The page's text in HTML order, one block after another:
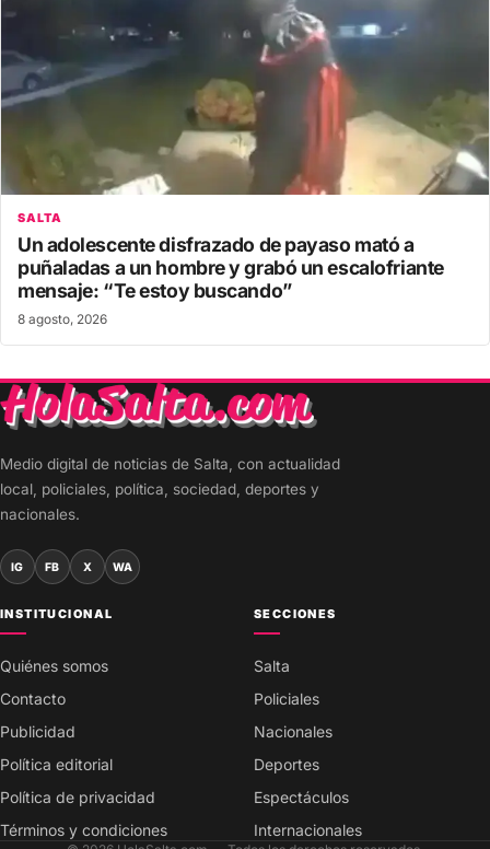
SALTA
Un adolescente disfrazado de payaso mató a
puñaladas a un hombre y grabó un escalofriante
mensaje: “Te estoy buscando”
8 agosto, 2026
Medio digital de noticias de Salta, con actualidad
local, policiales, política, sociedad, deportes y
nacionales.
IG FB X WA
INSTITUCIONAL
Quiénes somos
Contacto
Publicidad
Política editorial
Política de privacidad
Términos y condiciones
SECCIONES
Salta
Policiales
Nacionales
Deportes
Espectáculos
Internacionales